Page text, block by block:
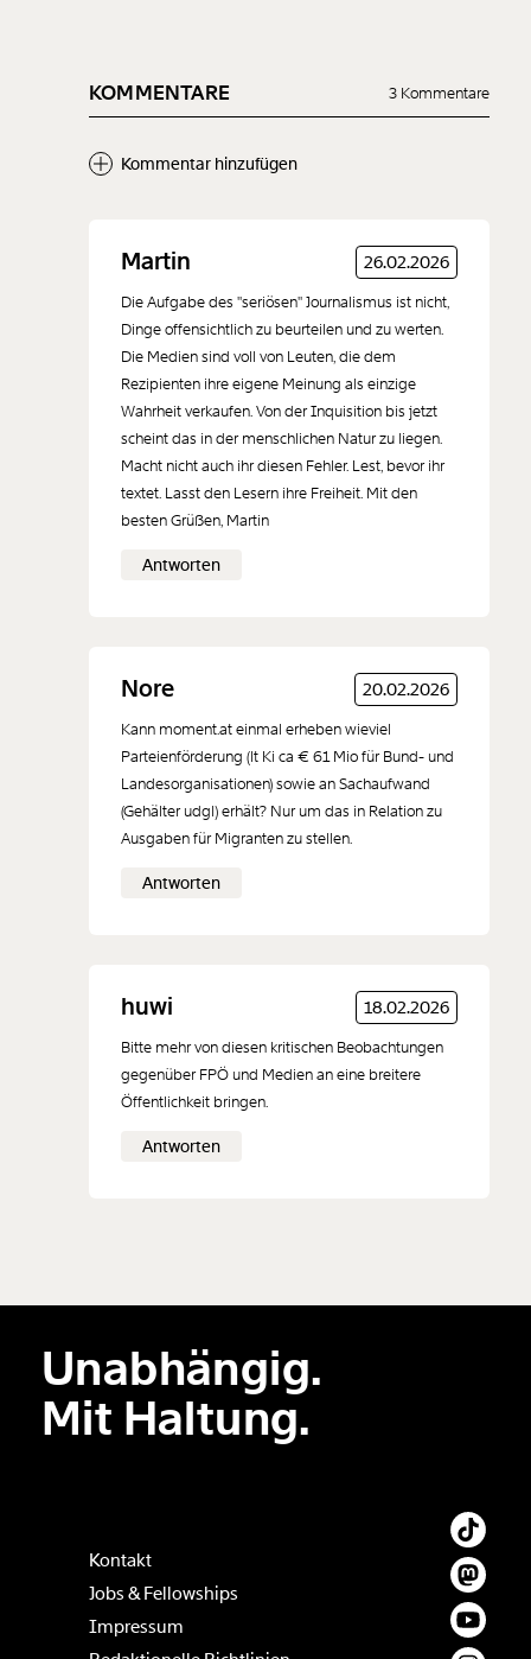
KOMMENTARE 3 Kommentare
Kommentar hinzufügen
Neuen Kommentar
Der Inhalt dieses Feldes wird nicht öffentlich zugänglich angezeigt.
Martin 26.02.2026
Die Aufgabe des "seriösen" Journalismus ist nicht,
Dinge offensichtlich zu beurteilen und zu werten.
Die Medien sind voll von Leuten, die dem
Rezipienten ihre eigene Meinung als einzige
Wahrheit verkaufen. Von der Inquisition bis jetzt
scheint das in der menschlichen Natur zu liegen.
Macht nicht auch ihr diesen Fehler. Lest, bevor ihr
textet. Lasst den Lesern ihre Freiheit. Mit den
besten Grüßen, Martin
Antworten
Nore 20.02.2026
Kann moment.at einmal erheben wieviel
Parteienförderung (lt Ki ca € 61 Mio für Bund- und
Landesorganisationen) sowie an Sachaufwand
(Gehälter udgl) erhält? Nur um das in Relation zu
Ausgaben für Migranten zu stellen.
Antworten
huwi 18.02.2026
Bitte mehr von diesen kritischen Beobachtungen
gegenüber FPÖ und Medien an eine breitere
Öffentlichkeit bringen.
Antworten
Unabhängig.
Mit Haltung.
Kontakt
Jobs & Fellowships
Impressum